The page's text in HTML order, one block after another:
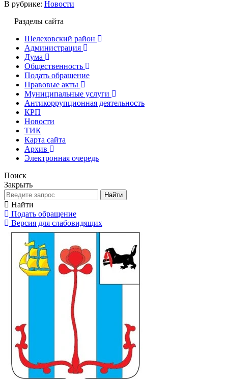
В рубрике: Новости
Разделы сайта
Шелеховский район
Администрация
Дума
Общественность
Подать обращение
Правовые акты
Муниципальные услуги
Антикоррупционная деятельность
КРП
Новости
ТИК
Карта сайта
Архив
Электронная очередь
Поиск
Закрыть
Найти
Найти
Подать обращение
Версия для слабовидящих